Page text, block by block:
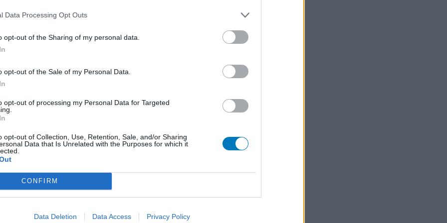
Data Processing Opt Outs
opt-out of the Sharing of my personal data.
opt-out of the Sale of my Personal Data.
opt-out of processing my Personal Data for Targeted
opt-out of Collection, Use, Retention, Sale, and/or Sharing
Data that Is Unrelated with the Purposes for which it
CONFIRM
Data Deletion Data Access Privacy Policy
d'avis
IRS
autre
IRS